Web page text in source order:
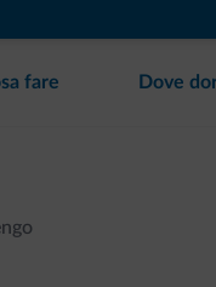
fare Dove